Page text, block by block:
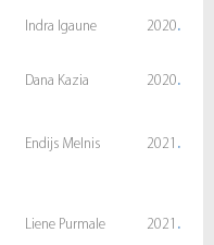
Indra Igaune 2020.
Dana Kazia 2020.
Endijs Melnis 2021 .
Liene Purmale 2021 .